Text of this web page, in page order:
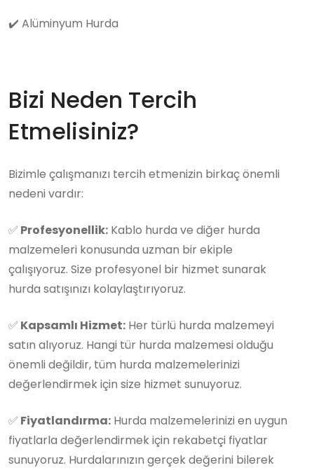
✔️ Alüminyum Hurda
Bizi Neden Tercih
Etmelisiniz?
Bizimle çalışmanızı tercih etmenizin birkaç önemli
nedeni vardır:
✅ Profesyonellik: Kablo hurda ve diğer hurda
malzemeleri konusunda uzman bir ekiple
çalışıyoruz. Size profesyonel bir hizmet sunarak
hurda satışınızı kolaylaştırıyoruz.
✅ Kapsamlı Hizmet: Her türlü hurda malzemeyi
satın alıyoruz. Hangi tür hurda malzemesi olduğu
önemli değildir, tüm hurda malzemelerinizi
değerlendirmek için size hizmet sunuyoruz.
✅ Fiyatlandırma: Hurda malzemelerinizi en uygun
fiyatlarla değerlendirmek için rekabetçi fiyatlar
sunuyoruz. Hurdalarınızın gerçek değerini bilerek